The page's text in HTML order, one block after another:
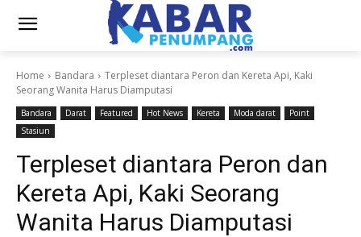
Home Bandara
Terpleset diantara Peron dan Kereta Api, Kaki
Seorang Wanita Harus Diamputasi
Bandara Darat Featured Hot News Kereta Moda darat
Point
Stasiun
Terpleset diantara Peron dan
Kereta Api, Kaki Seorang
Wanita Harus Diamputasi